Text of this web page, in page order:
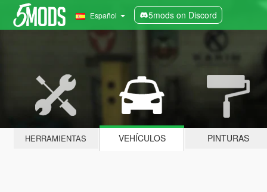
Español 5mods on Discord
HERRAMIENTAS VEHÍCULOS PINTURAS